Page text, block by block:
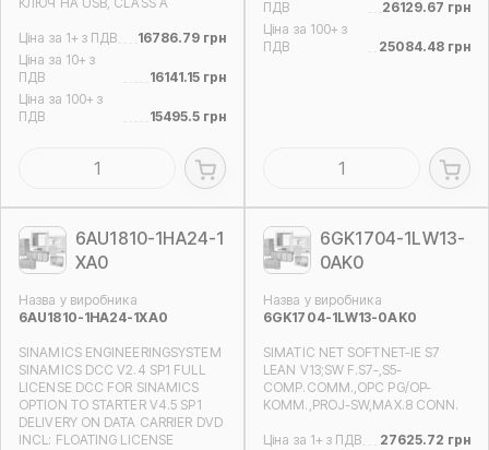
Ціна за 1+ з ПДВ
16786.79 грн
Ціна за 10+ з
ПДВ
16141.15 грн
Ціна за 100+ з
ПДВ
15495.5 грн
ПДВ
26129.67 грн
Ціна за 100+ з
ПДВ
25084.48 грн
6AU1810-1HA24-1
XA0
Назва у виробника
6AU1810-1HA24-1XA0
SINAMICS ENGINEERINGSYSTEM
SINAMICS DCC V2.4 SP1 FULL
LICENSE DCC FOR SINAMICS
OPTION TO STARTER V4.5 SP1
DELIVERY ON DATA CARRIER DVD
INCL: FLOATING LICENSE
6GK1704-1LW13-
0AK0
Назва у виробника
6GK1704-1LW13-0AK0
SIMATIC NET SOFTNET-IE S7
LEAN V13;SW F.S7-,S5-
COMP.COMM.,OPC PG/OP-
KOMM.,PROJ-SW,MAX.8 CONN.
Ціна за 1+ з ПДВ
27625.72 грн